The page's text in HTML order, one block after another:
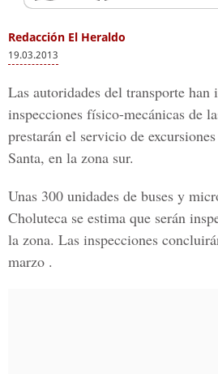
Redacción El Heraldo
19.03.2013
Las autoridades del transporte han
inspecciones físico-mecánicas de
prestarán el servicio de
Santa, en la zona sur.
Unas 300 unidades de buses y
Choluteca se estima que serán
la zona. Las inspecciones
marzo .